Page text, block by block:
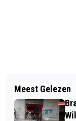
EERSTE
MAKEN
SPORTHAL
DE
Meest Gelezen